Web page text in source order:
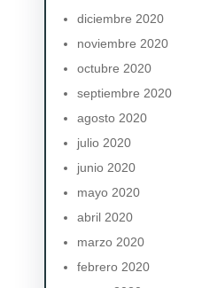
diciembre 2020
noviembre 2020
octubre 2020
septiembre 2020
agosto 2020
julio 2020
junio 2020
mayo 2020
abril 2020
marzo 2020
febrero 2020